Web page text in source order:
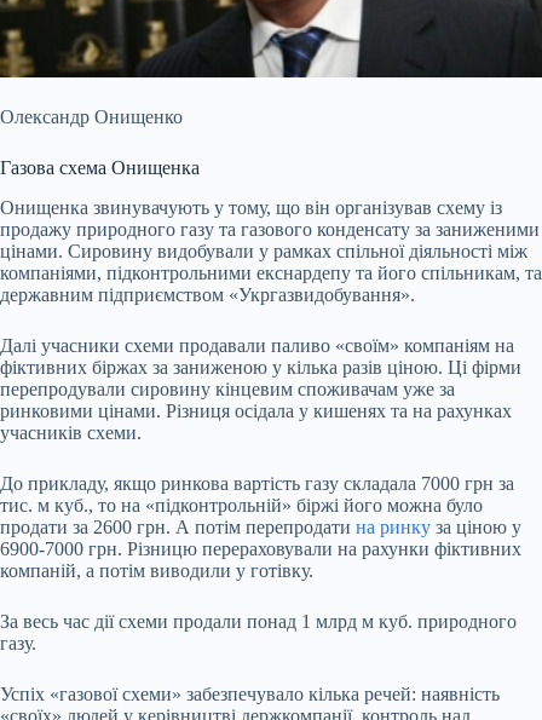
Олександр Онищенко
Газова схема Онищенка
Онищенка звинувачують у тому, що він організував схему із
продажу природного газу та газового конденсату за заниженими
цінами. Сировину видобували у рамках спільної діяльності між
компаніями, підконтрольними екснардепу та його спільникам, та
державним підприємством «Укргазвидобування».
Далі учасники схеми продавали паливо «своїм» компаніям на
фіктивних біржах за заниженою у кілька разів ціною. Ці фірми
перепродували сировину кінцевим споживачам уже за
ринковими цінами. Різниця осідала у кишенях та на рахунках
учасників схеми.
До прикладу, якщо ринкова вартість газу складала 7000 грн за
тис. м куб., то на «підконтрольній» біржі його можна було
продати за 2600 грн. А потім перепродати на ринку за ціною у
6900-7000 грн. Різницю перераховували на рахунки фіктивних
компаній, а потім виводили у готівку.
За весь час дії схеми продали понад 1 млрд м куб. природного
газу.
Успіх «газової схеми» забезпечувало кілька речей: наявність
«своїх» людей у керівництві держкомпанії, контроль над